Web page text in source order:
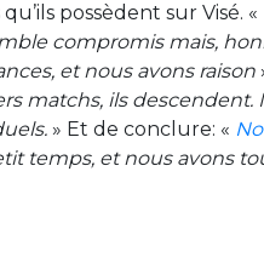
possèdent sur Visé. «
compromis mais,
et nous avons raison
matchs, ils
» Et de conclure: «
temps, et nous avons